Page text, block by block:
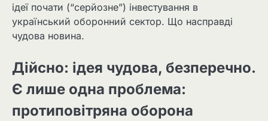
ідеї почати (“серйозне”) інвестування в
український оборонний сектор. Що насправді
чудова новина.
Дійсно: ідея чудова, безперечно.
Є лише одна проблема:
протиповітряна оборона